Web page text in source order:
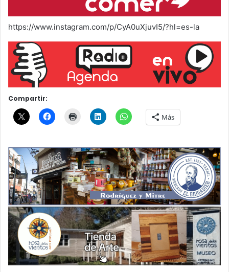
https://www.instagram.com/p/CyA0uXjuvI5/?hl=es-la
Compartir:
Más